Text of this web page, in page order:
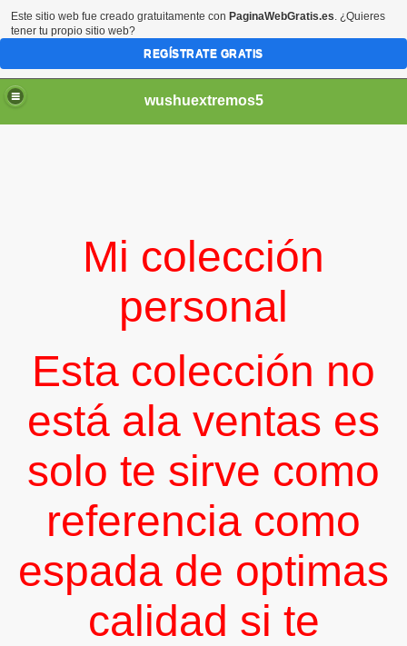
wushuextremos5
Mi colección
personal
Esta colección no
está ala ventas es
solo te sirve como
referencia como
espada de optimas
calidad si te
Este sitio web fue creado gratuitamente con PaginaWebGratis.es. ¿Quieres
tener tu propio sitio web?
REGÍSTRATE GRATIS